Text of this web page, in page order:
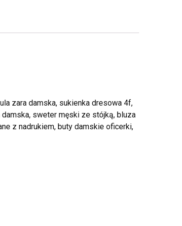
zara damska, sukienka dresowa 4f,
sweter męski ze stójką, bluza
z nadrukiem, buty damskie oficerki,